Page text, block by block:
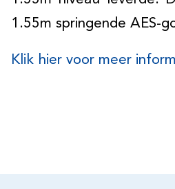
1.55m springende AES-
Klik hier voor meer